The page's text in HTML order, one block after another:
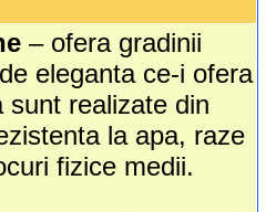
– ofera gradinii
eleganta ce-i ofera
sunt realizate din
la apa, raze
fizice medii.